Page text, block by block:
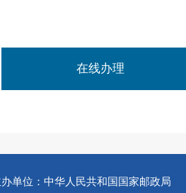
在线办理
办单位：中华人民共和国国家邮政局